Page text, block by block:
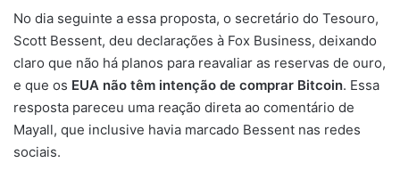
No dia seguinte a essa proposta, o secretário do Tesouro,
Scott Bessent, deu declarações à Fox Business, deixando
claro que não há planos para reavaliar as reservas de ouro,
e que os EUA não têm intenção de comprar Bitcoin. Essa
resposta pareceu uma reação direta ao comentário de
Mayall, que inclusive havia marcado Bessent nas redes
sociais.